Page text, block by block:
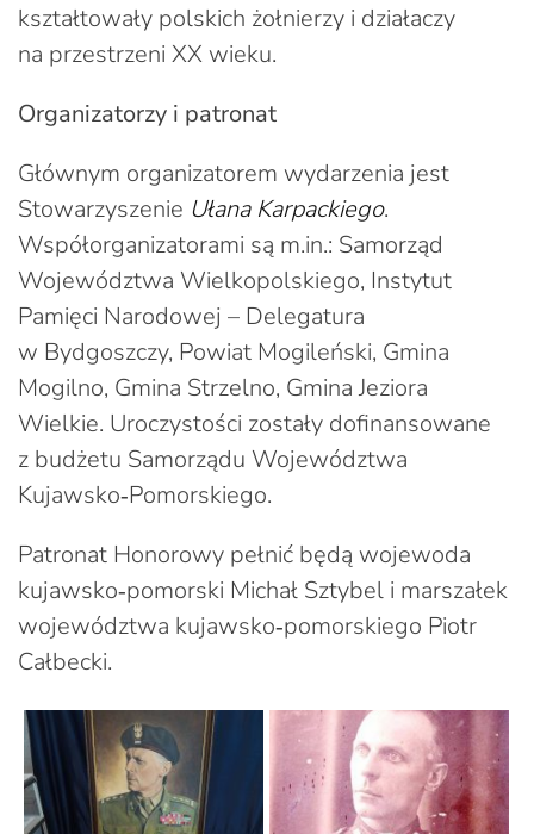
kształtowały polskich żołnierzy i działaczy
na przestrzeni XX wieku.
Organizatorzy i patronat
Głównym organizatorem wydarzenia jest
Stowarzyszenie Ułana Karpackiego.
Współorganizatorami są m.in.: Samorząd
Województwa Wielkopolskiego, Instytut
Pamięci Narodowej – Delegatura
w Bydgoszczy, Powiat Mogileński, Gmina
Mogilno, Gmina Strzelno, Gmina Jeziora
Wielkie. Uroczystości zostały dofinansowane
z budżetu Samorządu Województwa
Kujawsko‑Pomorskiego.
Patronat Honorowy pełnić będą wojewoda
kujawsko‑pomorski Michał Sztybel i marszałek
województwa kujawsko‑pomorskiego Piotr
Całbecki.